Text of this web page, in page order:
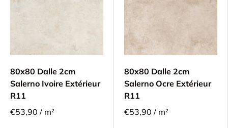
80x80 Dalle 2cm
Salerno Ivoire Extérieur
R11
€53,90 / m²
80x80 Dalle 2cm
Salerno Ocre Extérieur
R11
€53,90 / m²